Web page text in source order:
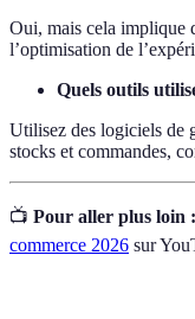
Oui, mais cela implique
l’optimisation de
Quels outils
Utilisez des logiciels de
stocks et commandes,
📺 Pour aller plus loin :
commerce 2026 sur